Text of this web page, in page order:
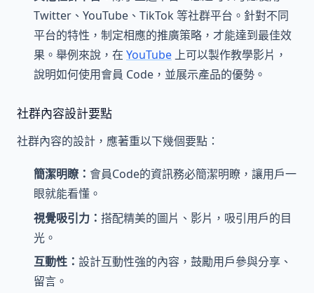
Twitter、YouTube、TikTok 等社群平台。針對不同
平台的特性，制定相應的推廣策略，才能達到最佳效
果。舉例來說，在 YouTube 上可以製作教學影片，
說明如何使用會員 Code，並展示產品的優勢。
社群內容設計要點
社群內容的設計，應著重以下幾個要點：
簡潔明瞭： 會員Code的資訊務必簡潔明瞭，讓用戶一
眼就能看懂。
視覺吸引力： 搭配精美的圖片、影片，吸引用戶的目
光。
互動性： 設計互動性強的內容，鼓勵用戶參與分享、
留言。